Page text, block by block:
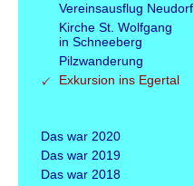
Vereinsausflug Neudorf
Kirche St. Wolfgang
in Schneeberg
Pilzwanderung
Exkursion ins Egertal
Das war 2020
Das war 2019
Das war 2018